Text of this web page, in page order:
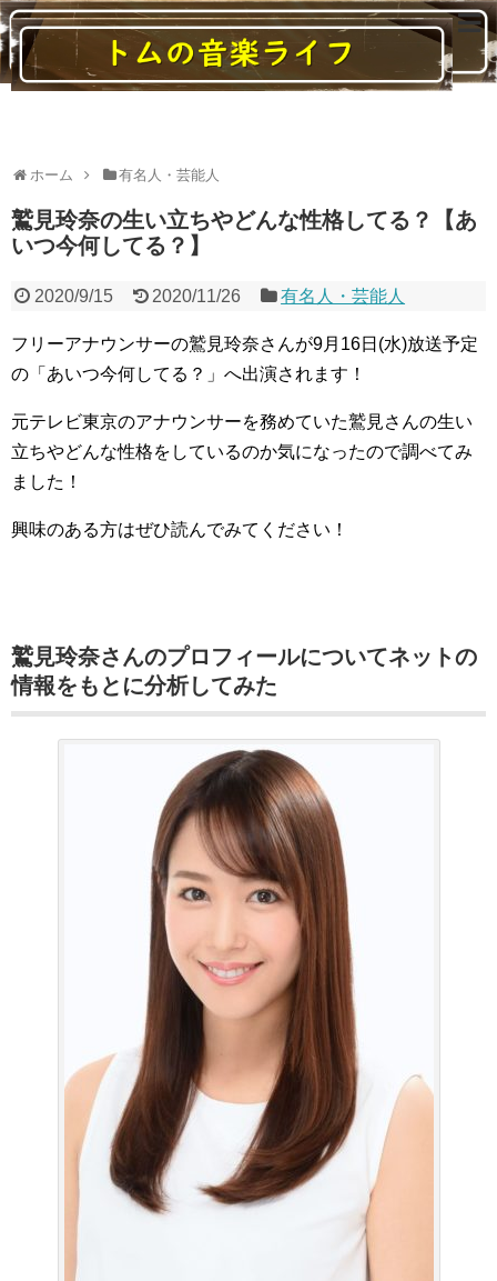
ホーム 有名人・芸能人
鷲見玲奈の生い立ちやどんな性格してる？【あ
いつ今何してる？】
2020/9/15 2020/11/26 有名人・芸能人
フリーアナウンサーの鷲見玲奈さんが9月16日(水)放送予定
の「あいつ今何してる？」へ出演されます！
元テレビ東京のアナウンサーを務めていた鷲見さんの生い
立ちやどんな性格をしているのか気になったので調べてみ
ました！
興味のある方はぜひ読んでみてください！
鷲見玲奈さんのプロフィールについてネットの
情報をもとに分析してみた